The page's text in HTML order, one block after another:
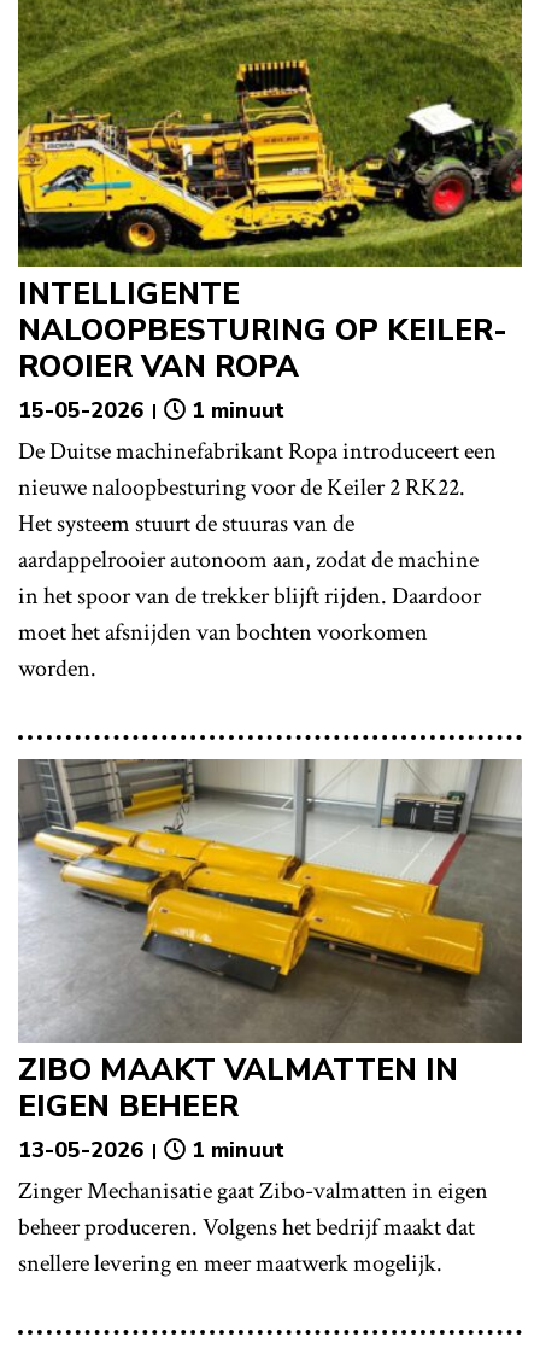
INTELLIGENTE
NALOOPBESTURING OP KEILER-
ROOIER VAN ROPA
15-05-2026 1 minuut
De Duitse machinefabrikant Ropa introduceert een
nieuwe naloopbesturing voor de Keiler 2 RK22.
Het systeem stuurt de stuuras van de
aardappelrooier autonoom aan, zodat de machine
in het spoor van de trekker blijft rijden. Daardoor
moet het afsnijden van bochten voorkomen
worden.
ZIBO MAAKT VALMATTEN IN
EIGEN BEHEER
13-05-2026 1 minuut
Zinger Mechanisatie gaat Zibo-valmatten in eigen
beheer produceren. Volgens het bedrijf maakt dat
snellere levering en meer maatwerk mogelijk.